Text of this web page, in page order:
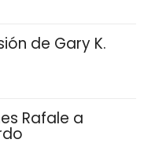
de Gary K.
Rafale a